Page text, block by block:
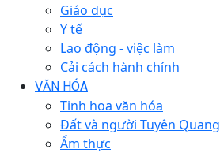
Giáo dục
Y tế
Lao động - việc làm
Cải cách hành chính
VĂN HÓA
Tinh hoa văn hóa
Đất và người Tuyên Quang
Ẩm thực